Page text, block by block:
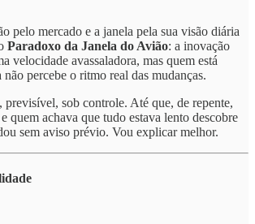
pelo mercado e a janela pela sua visão diária
Paradoxo da Janela do Avião: a inovação
velocidade avassaladora, mas quem está
percebe o ritmo real das mudanças.
previsível, sob controle. Até que, de repente,
quem achava que tudo estava lento descobre
sem aviso prévio. Vou explicar melhor.